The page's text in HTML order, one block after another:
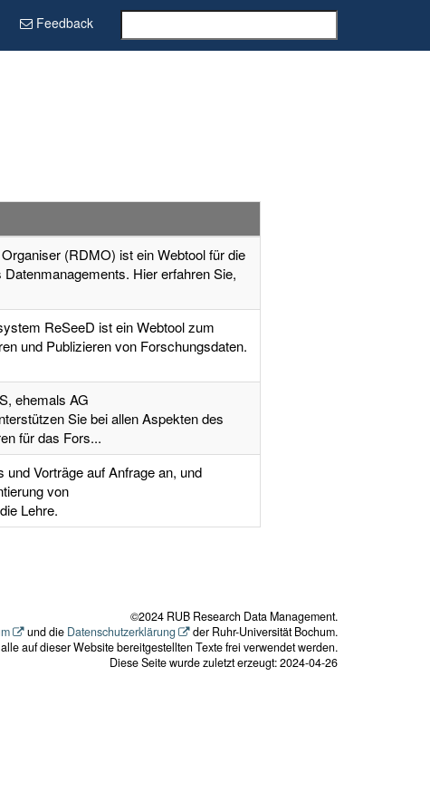
Feedback
(RDMO) ist ein Webtool für die
Hier erfahren Sie,
ReSeeD ist ein Webtool zum
und Publizieren von Forschungsdaten.
ehemals AG
Sie bei allen Aspekten des
für das Fors...
Vorträge auf Anfrage an, und
von
Lehre.
©2024 RUB Research Data Management.
und die Datenschutzerklärung
der Ruhr-Universität Bochum.
auf dieser Website bereitgestellten Texte frei verwendet werden.
Diese Seite wurde zuletzt erzeugt: 2024-04-26